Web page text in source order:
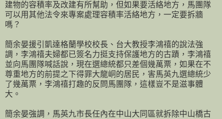
建物的容積率及改建有所幫助，但如果要活絡地方，馬團隊
可以用其他法令來專案處理容積率活絡地方，一定要拆牆
嗎？
簡余晏援引凱達格蘭學校校長、台大教授李鴻禧的說法強
調，李鴻禧夫婦都已簽名力挺支持保護地方的古蹟，李鴻禧
並向馬團隊喊話說，現在選總統都只差個幾萬票，如果在不
尊重地方的前提之下得罪大龍峒的居民，害馬英九選總統少
了幾萬票，李鴻禧打趣的反問馬團隊，這樣豈不是滋事體
大。
簡余晏強調，馬英九市長任內在中山大同區就拆除中山橋古